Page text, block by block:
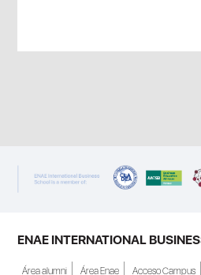
ENAE INTERNATIONAL
Área alumni Área Enae Acceso Campus